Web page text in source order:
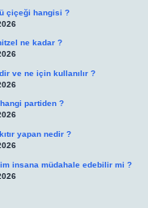
çiçeği hangisi ?
ne kadar ?
ve ne için kullanılır ?
partiden ?
yapan nedir ?
insana müdahale edebilir mi ?